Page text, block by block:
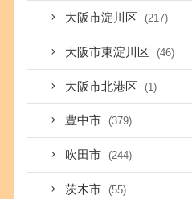
大阪市淀川区 (217)
大阪市東淀川区 (46)
大阪市北港区 (1)
豊中市 (379)
吹田市 (244)
茨木市 (55)